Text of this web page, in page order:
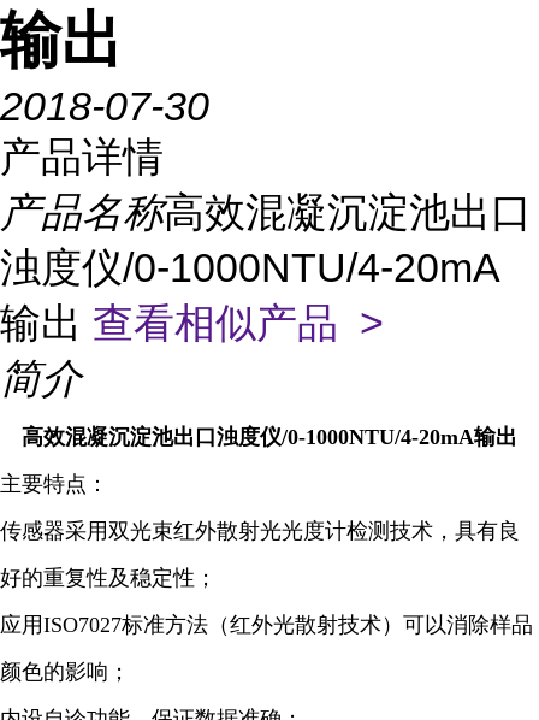
输出
2018-07-30
产品详情
产品名称高效混凝沉淀池出口
浊度仪/0-1000NTU/4-20mA
输出 查看相似产品 >
简介
高效混凝沉淀池出口浊度仪/0-1000NTU/4-20mA输出
主要特点：
传感器采用双光束红外散射光光度计检测技术，具有良
好的重复性及稳定性；
应用ISO7027标准方法（红外光散射技术）可以消除样品
颜色的影响；